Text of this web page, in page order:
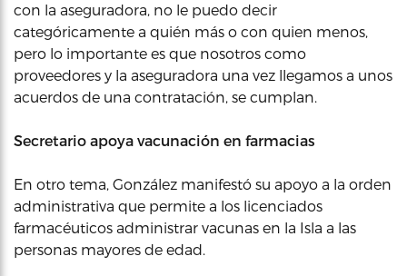
con la aseguradora, no le puedo decir
categóricamente a quién más o con quien menos,
pero lo importante es que nosotros como
proveedores y la aseguradora una vez llegamos a unos
acuerdos de una contratación, se cumplan.
Secretario apoya vacunación en farmacias
En otro tema, González manifestó su apoyo a la orden
administrativa que permite a los licenciados
farmacéuticos administrar vacunas en la Isla a las
personas mayores de edad.